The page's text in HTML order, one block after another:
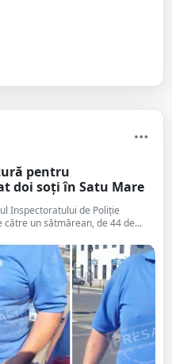
pentru
doi soți în Satu Mare
Inspectoratului de Poliție
către un sătmărean, de 44 de...